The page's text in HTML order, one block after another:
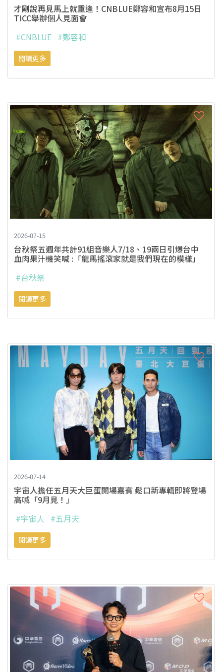
才剛說再見馬上就重逢！CNBLUE鄭容和宣布8月15日
TICC舉辦個人見面會
#CNBLUE #鄭容和
閱讀更多
2026-07-15
台秋祭五週年共計91組音樂人7/18、19兩日引爆台中
血肉果汁機笑喊 :「龍馬搖滾家就是我們現在的模樣」
#台秋祭
閱讀更多
2026-07-14
宇宙人擔任五月天大巨蛋開場嘉賓 鬆口新專輯即將登場
高喊「9月見！」
#宇宙人
#五月天
閱讀更多